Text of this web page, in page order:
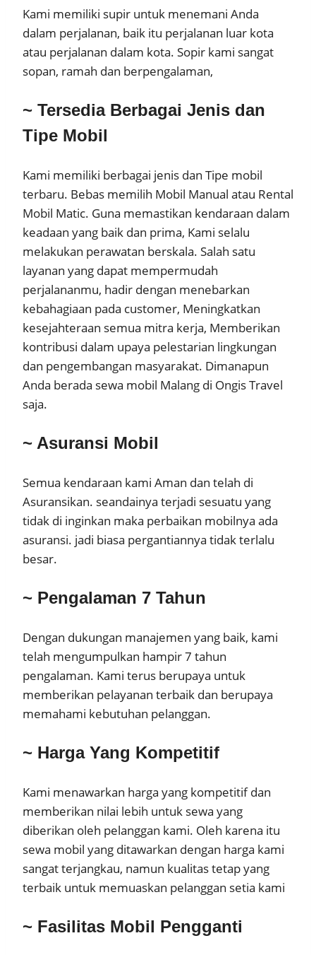
Kami memiliki supir untuk menemani Anda
dalam perjalanan, baik itu perjalanan luar kota
atau perjalanan dalam kota. Sopir kami sangat
sopan, ramah dan berpengalaman,
~ Tersedia Berbagai Jenis dan
Tipe Mobil
Kami memiliki berbagai jenis dan Tipe mobil
terbaru. Bebas memilih Mobil Manual atau Rental
Mobil Matic. Guna memastikan kendaraan dalam
keadaan yang baik dan prima, Kami selalu
melakukan perawatan berskala. Salah satu
layanan yang dapat mempermudah
perjalananmu, hadir dengan menebarkan
kebahagiaan pada customer, Meningkatkan
kesejahteraan semua mitra kerja, Memberikan
kontribusi dalam upaya pelestarian lingkungan
dan pengembangan masyarakat. Dimanapun
Anda berada sewa mobil Malang di Ongis Travel
saja.
~ Asuransi Mobil
Semua kendaraan kami Aman dan telah di
Asuransikan. seandainya terjadi sesuatu yang
tidak di inginkan maka perbaikan mobilnya ada
asuransi. jadi biasa pergantiannya tidak terlalu
besar.
~ Pengalaman 7 Tahun
Dengan dukungan manajemen yang baik, kami
telah mengumpulkan hampir 7 tahun
pengalaman. Kami terus berupaya untuk
memberikan pelayanan terbaik dan berupaya
memahami kebutuhan pelanggan.
~ Harga Yang Kompetitif
Kami menawarkan harga yang kompetitif dan
memberikan nilai lebih untuk sewa yang
diberikan oleh pelanggan kami. Oleh karena itu
sewa mobil yang ditawarkan dengan harga kami
sangat terjangkau, namun kualitas tetap yang
terbaik untuk memuaskan pelanggan setia kami
~ Fasilitas Mobil Pengganti